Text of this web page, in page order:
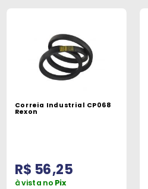
Correia Industrial CP068
Rexon
R$ 56,25
à vista no Pix